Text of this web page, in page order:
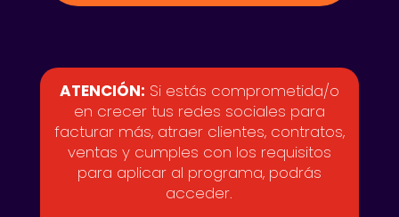
ATENCIÓN: Si estás comprometida/o
en crecer tus redes sociales para
facturar más, atraer clientes, contratos,
ventas y cumples con los requisitos
para aplicar al programa, podrás
acceder.